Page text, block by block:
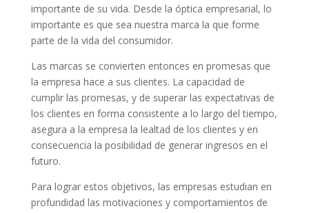
importante de su vida. Desde la óptica empresarial, lo
importante es que sea nuestra marca la que forme
parte de la vida del consumidor.
Las marcas se convierten entonces en promesas que
la empresa hace a sus clientes. La capacidad de
cumplir las promesas, y de superar las expectativas de
los clientes en forma consistente a lo largo del tiempo,
asegura a la empresa la lealtad de los clientes y en
consecuencia la posibilidad de generar ingresos en el
futuro.
Para lograr estos objetivos, las empresas estudian en
profundidad las motivaciones y comportamientos de